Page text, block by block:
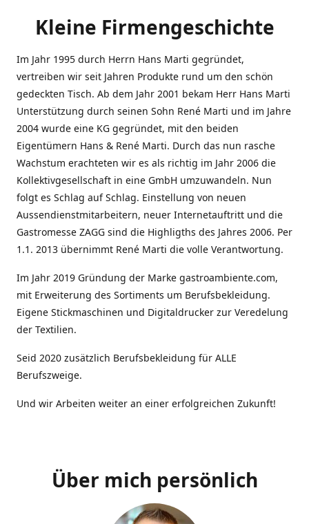
Kleine Firmengeschichte
Im Jahr 1995 durch Herrn Hans Marti gegründet,
vertreiben wir seit Jahren Produkte rund um den schön
gedeckten Tisch. Ab dem Jahr 2001 bekam Herr Hans Marti
Unterstützung durch seinen Sohn René Marti und im Jahre
2004 wurde eine KG gegründet, mit den beiden
Eigentümern Hans & René Marti. Durch das nun rasche
Wachstum erachteten wir es als richtig im Jahr 2006 die
Kollektivgesellschaft in eine GmbH umzuwandeln. Nun
folgt es Schlag auf Schlag. Einstellung von neuen
Aussendienstmitarbeitern, neuer Internetauftritt und die
Gastromesse ZAGG sind die Highligths des Jahres 2006. Per
1.1. 2013 übernimmt René Marti die volle Verantwortung.
Im Jahr 2019 Gründung der Marke gastroambiente.com,
mit Erweiterung des Sortiments um Berufsbekleidung.
Eigene Stickmaschinen und Digitaldrucker zur Veredelung
der Textilien.
Seid 2020 zusätzlich Berufsbekleidung für ALLE
Berufszweige.
Und wir Arbeiten weiter an einer erfolgreichen Zukunft!
Über mich persönlich